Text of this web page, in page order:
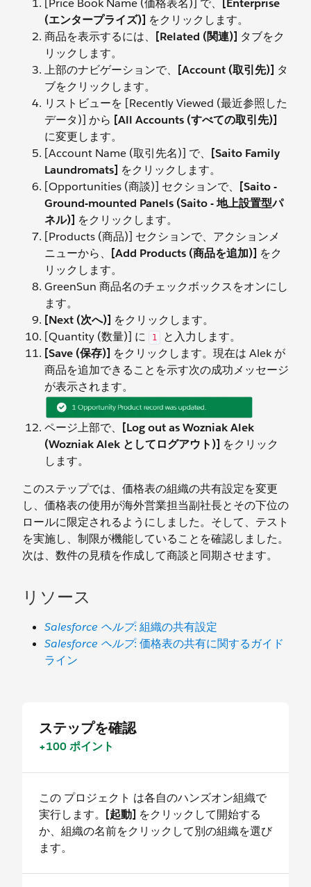
[Price Book Name (価格表名)] で、
[Enterprise
(エンタープライズ)] をクリックします。
商品を表示するには、
[Related (関連)] タブをク
リックします。
上部のナビゲーションで、
[Account (取引先)] タ
ブをクリックします。
リストビューを [Recently Viewed (最近参照した
データ)] から [All Accounts (すべての取引先)]
に変更します。
[Account Name (取引先名)] で、
[Saito Family
Laundromats] をクリックします。
[Opportunities (商談)] セクションで、
[Saito -
Ground-mounted Panels (Saito - 地上設置型パ
ネル)] をクリックします。
[Products (商品)] セクションで、アクションメ
ニューから、
[Add Products (商品を追加)] をク
リックします。
GreenSun 商品名のチェックボックスをオンにし
ます。
[Next (次へ)] をクリックします。
[Quantity (数量)] に
1
と入力します。
[Save (保存)] をクリックします。現在は Alek が
商品を追加できることを示す次の成功メッセージ
が表示されます。
ページ上部で、
[Log out as Wozniak Alek
(Wozniak Alek としてログアウト)] をクリック
します。
このステップでは、価格表の組織の共有設定を変更
し、価格表の使用が海外営業担当副社長とその下位の
ロールに限定されるようにしました。そして、テスト
を実施し、制限が機能していることを確認しました。
次は、数件の見積を作成して商談と同期させます。
リソース
Salesforce ヘルプ: 組織の共有設定
Salesforce ヘルプ: 価格表の共有に関するガイド
ライン
ステップを確認
+100 ポイント
この プロジェクト は各自のハンズオン組織で
実行します。
[起動] をクリックして開始する
か、組織の名前をクリックして別の組織を選び
ます。